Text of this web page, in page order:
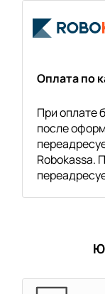
Оплата по
При оплате
после
Robokassa.